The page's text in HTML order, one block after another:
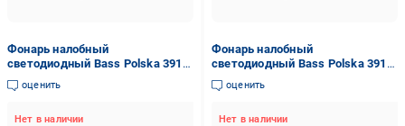
Фонарь налобный
светодиодный Bass Polska 3916
на 3 Led лампы
оценить
Нет в наличии
Фонарь налобный
светодиодный Bass Polska 3916
на 3 LED лампи (11872814)
оценить
Нет в наличии